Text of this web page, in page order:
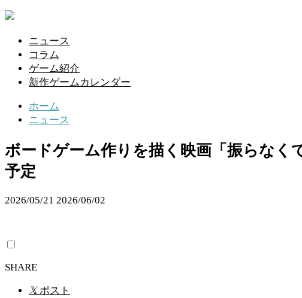
ニュース
コラム
ゲーム紹介
新作ゲームカレンダー
ホーム
ニュース
ボードゲーム作りを描く映画「振らな
予定
2026/05/21 2026/06/02
SHARE
𝕏 ポスト